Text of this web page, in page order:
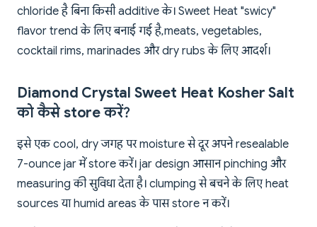
chloride है बिना किसी additive के। Sweet Heat "swicy"
flavor trend के लिए बनाई गई है, meats, vegetables,
cocktail rims, marinades और dry rubs के लिए आदर्श।
Diamond Crystal Sweet Heat Kosher Salt
को कैसे store करें?
इसे एक cool, dry जगह पर moisture से दूर अपने resealable
7-ounce jar में store करें। jar design आसान pinching और
measuring की सुविधा देता है। clumping से बचने के लिए heat
sources या humid areas के पास store न करें।